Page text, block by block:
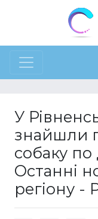
У
знайшли
собаку по
Останні
регіону -